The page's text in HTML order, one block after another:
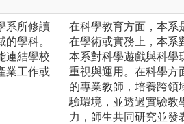
系所修讀
學科。
連結學校
業工作或
在科學教育方面，本系
在學術或實務上，本系
本系對科學遊戲與科學
重視與運用。在科學方
的專業教師，培養跨領
驗環境，並透過實驗教
力，師生共同研究並發